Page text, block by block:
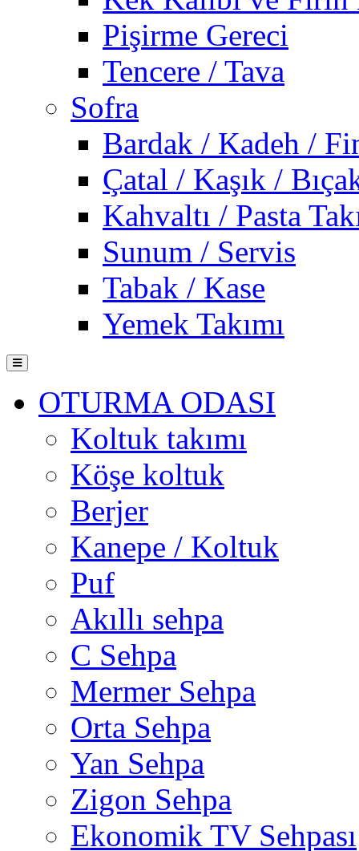
Pişirme Gereci
Tencere / Tava
Sofra
Bardak / Kadeh /
Çatal / Kaşık /
Kahvaltı / Pasta
Sunum / Servis
Tabak / Kase
Yemek Takımı
OTURMA ODASI
Koltuk takımı
Köşe koltuk
Berjer
Kanepe / Koltuk
Puf
Akıllı sehpa
C Sehpa
Mermer Sehpa
Orta Sehpa
Yan Sehpa
Zigon Sehpa
Ekonomik TV Sehpası